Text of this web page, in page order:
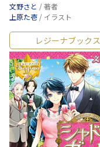
文野さと / 著者
上原た壱 / イラスト
レジーナブックス